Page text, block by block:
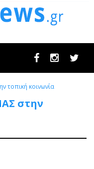
FacebookInstagram
τοπική κοινωνία
στην